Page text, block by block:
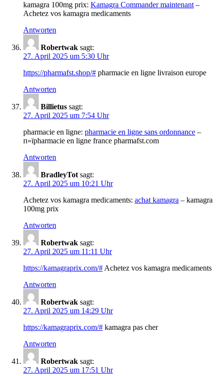
kamagra 100mg prix: Kamagra Commander maintenant –
Achetez vos kamagra medicaments
Antworten
Robertwak sagt:
27. April 2025 um 5:30 Uhr
https://pharmafst.shop/# pharmacie en ligne livraison europe
Antworten
Billietus sagt:
27. April 2025 um 7:54 Uhr
pharmacie en ligne: pharmacie en ligne sans ordonnance –
п»їpharmacie en ligne france pharmafst.com
Antworten
BradleyTot sagt:
27. April 2025 um 10:21 Uhr
Achetez vos kamagra medicaments: achat kamagra – kamagra
100mg prix
Antworten
Robertwak sagt:
27. April 2025 um 11:11 Uhr
https://kamagraprix.com/# Achetez vos kamagra medicaments
Antworten
Robertwak sagt:
27. April 2025 um 14:29 Uhr
https://kamagraprix.com/# kamagra pas cher
Antworten
Robertwak sagt:
27. April 2025 um 17:51 Uhr